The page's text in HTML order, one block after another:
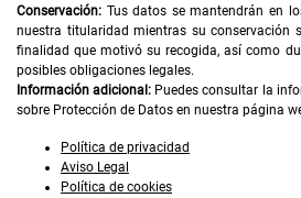
Conservación: Tus datos se mantendrán en
nuestra titularidad mientras su conservación
finalidad que motivó su recogida, así como
posibles obligaciones legales.
Información adicional: Puedes consultar la
sobre Protección de Datos en nuestra página
Política de privacidad
Aviso Legal
Política de cookies